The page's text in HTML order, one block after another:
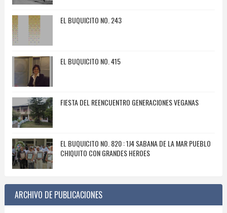
EL BUQUICITO NO. 243
EL BUQUICITO NO. 415
FIESTA DEL REENCUENTRO GENERACIONES VEGANAS
EL BUQUICITO NO. 820 : 1J4 SABANA DE LA MAR PUEBLO
CHIQUITO CON GRANDES HEROES
ARCHIVO DE PUBLICACIONES